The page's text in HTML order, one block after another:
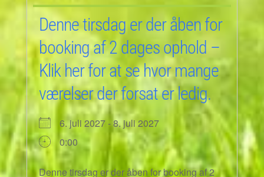
Denne tirsdag er der åben for
booking af 2 dages ophold –
Klik her for at se hvor mange
værelser der forsat er ledig.
6. juli 2027 - 8. juli 2027
0:00
Denne tirsdag er der åben for booking af 2